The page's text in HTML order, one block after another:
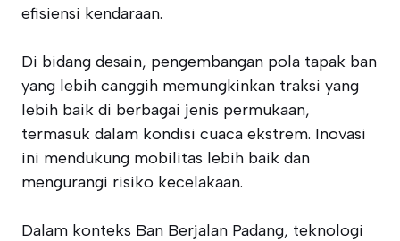
efisiensi kendaraan.
Di bidang desain, pengembangan pola tapak ban
yang lebih canggih memungkinkan traksi yang
lebih baik di berbagai jenis permukaan,
termasuk dalam kondisi cuaca ekstrem. Inovasi
ini mendukung mobilitas lebih baik dan
mengurangi risiko kecelakaan.
Dalam konteks Ban Berjalan Padang, teknologi